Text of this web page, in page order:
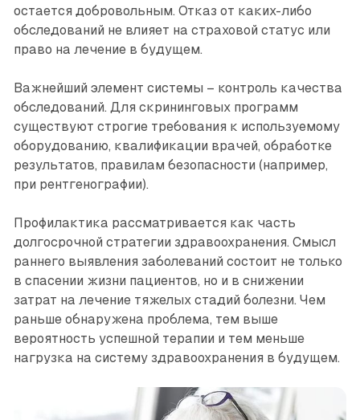
остается добровольным. Отказ от каких-либо
обследований не влияет на страховой статус или
право на лечение в будущем.
Важнейший элемент системы – контроль качества
обследований. Для скрининговых программ
существуют строгие требования к используемому
оборудованию, квалификации врачей, обработке
результатов, правилам безопасности (например,
при рентгенографии).
Профилактика рассматривается как часть
долгосрочной стратегии здравоохранения. Смысл
раннего выявления заболеваний состоит не только
в спасении жизни пациентов, но и в снижении
затрат на лечение тяжелых стадий болезни. Чем
раньше обнаружена проблема, тем выше
вероятность успешной терапии и тем меньше
нагрузка на систему здравоохранения в будущем.